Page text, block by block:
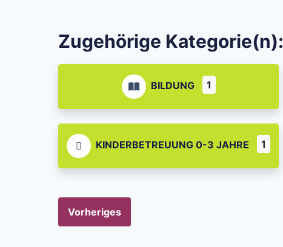
Zugehörige Kategorie(n):
BILDUNG 1
KINDERBETREUUNG 0-3 JAHRE 1
Vorheriges